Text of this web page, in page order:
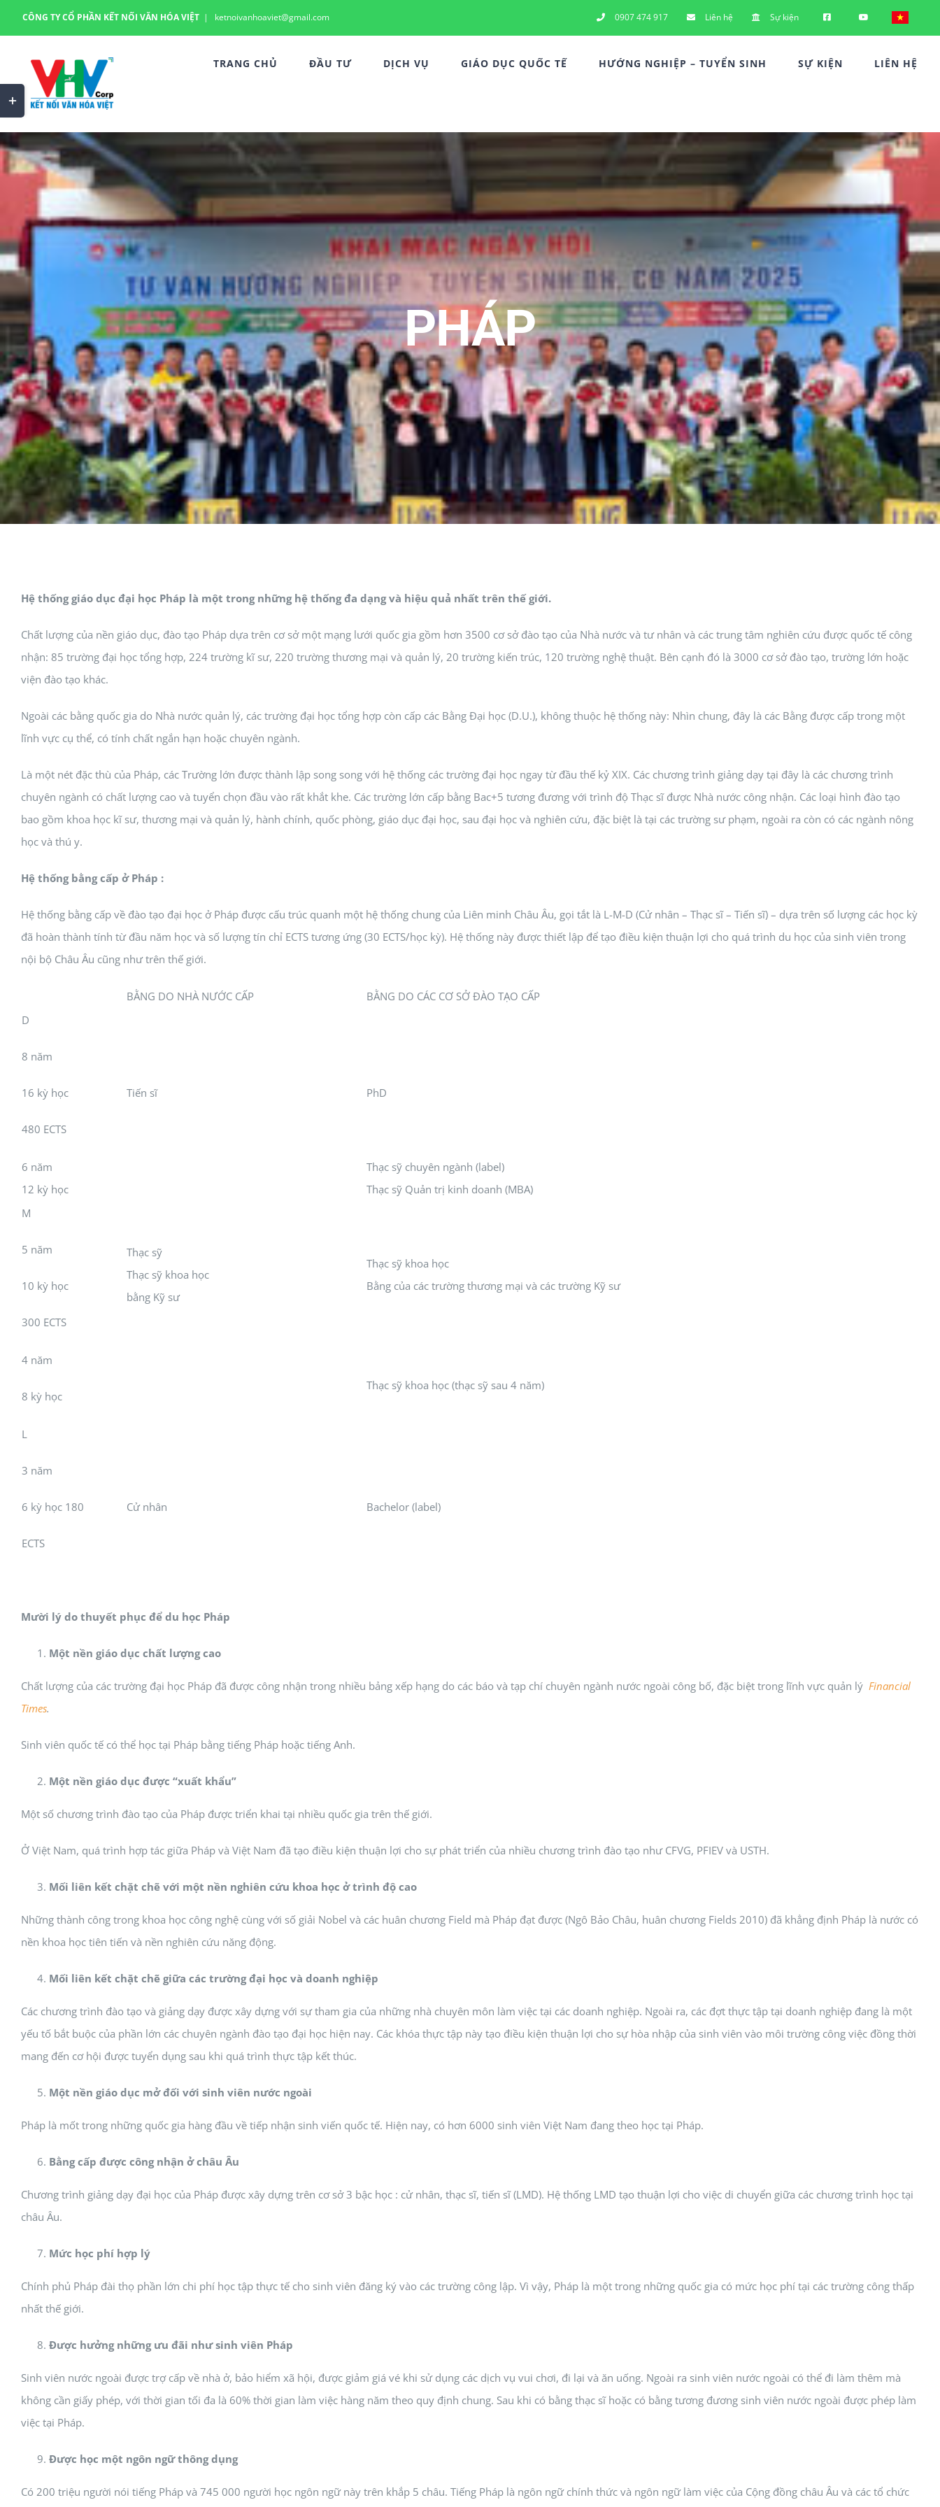
to
CÔNG TY CỔ PHẦN KẾT NỐI VĂN HÓA VIỆT | ketnoivanhoaviet@gmail.com 0907 474 917 Liên hệ Sự kiện
TRANG CHỦ ĐẦU TƯ DỊCH VỤ GIÁO DỤC QUỐC TẾ HƯỚNG NGHIỆP – TUYỂN SINH SỰ KIỆN LIÊN HỆ
PHÁP
Hệ thống giáo dục đại học Pháp là một trong những hệ thống đa dạng và hiệu quả nhất trên thế giới.
Chất lượng của nền giáo dục, đào tạo Pháp dựa trên cơ sở một mạng lưới quốc gia gồm hơn 3500 cơ sở đào tạo của Nhà nước và tư nhân và các trung tâm nghiên cứu được quốc tế công
nhận: 85 trường đại học tổng hợp, 224 trường kĩ sư, 220 trường thương mại và quản lý, 20 trường kiến trúc, 120 trường nghệ thuật. Bên cạnh đó là 3000 cơ sở đào tạo, trường lớn hoặc
viện đào tạo khác.
Ngoài các bằng quốc gia do Nhà nước quản lý, các trường đại học tổng hợp còn cấp các Bằng Đại học (D.U.), không thuộc hệ thống này: Nhìn chung, đây là các Bằng được cấp trong một
lĩnh vực cụ thể, có tính chất ngắn hạn hoặc chuyên ngành.
Là một nét đặc thù của Pháp, các Trường lớn được thành lập song song với hệ thống các trường đại học ngay từ đầu thế kỷ XIX. Các chương trình giảng dạy tại đây là các chương trình
chuyên ngành có chất lượng cao và tuyển chọn đầu vào rất khắt khe. Các trường lớn cấp bằng Bac+5 tương đương với trình độ Thạc sĩ được Nhà nước công nhận. Các loại hình đào tạo
bao gồm khoa học kĩ sư, thương mại và quản lý, hành chính, quốc phòng, giáo dục đại học, sau đại học và nghiên cứu, đặc biệt là tại các trường sư phạm, ngoài ra còn có các ngành nông
học và thú y.
Hệ thống bằng cấp ở Pháp :
Hệ thống bằng cấp về đào tạo đại học ở Pháp được cấu trúc quanh một hệ thống chung của Liên minh Châu Âu, gọi tắt là L-M-D (Cử nhân – Thạc sĩ – Tiến sĩ) – dựa trên số lượng các học kỳ
đã hoàn thành tính từ đầu năm học và số lượng tín chỉ ECTS tương ứng (30 ECTS/học kỳ). Hệ thống này được thiết lập để tạo điều kiện thuận lợi cho quá trình du học của sinh viên trong
nội bộ Châu Âu cũng như trên thế giới.
BẰNG DO NHÀ NƯỚC CẤP
BẰNG DO CÁC CƠ SỞ ĐÀO TẠO CẤP
D
8 năm
16 kỳ học
480 ECTS
Tiến sĩ PhD
6 năm
12 kỳ học
Thạc sỹ chuyên ngành (label)
Thạc sỹ Quản trị kinh doanh (MBA)
M
5 năm
10 kỳ học
300 ECTS
Thạc sỹ
Thạc sỹ khoa học
bằng Kỹ sư
Thạc sỹ khoa học
Bằng của các trường thương mại và các trường Kỹ sư
4 năm
8 kỳ học
Thạc sỹ khoa học (thạc sỹ sau 4 năm)
L
3 năm
6 kỳ học 180
ECTS
Cử nhân Bachelor (label)
Mười lý do thuyết phục để du học Pháp
Một nền giáo dục chất lượng cao
Chất lượng của các trường đại học Pháp đã được công nhận trong nhiều bảng xếp hạng do các báo và tạp chí chuyên ngành nước ngoài công bố, đặc biệt trong lĩnh vực quản lý Financial
Times.
Sinh viên quốc tế có thể học tại Pháp bằng tiếng Pháp hoặc tiếng Anh.
Một nền giáo dục được “xuất khẩu”
Một số chương trình đào tạo của Pháp được triển khai tại nhiều quốc gia trên thế giới.
Ở Việt Nam, quá trình hợp tác giữa Pháp và Việt Nam đã tạo điều kiện thuận lợi cho sự phát triển của nhiều chương trình đào tạo như CFVG, PFIEV và USTH.
Mối liên kết chặt chẽ với một nền nghiên cứu khoa học ở trình độ cao
Những thành công trong khoa học công nghệ cùng với số giải Nobel và các huân chương Field mà Pháp đạt được (Ngô Bảo Châu, huân chương Fields 2010) đã khẳng định Pháp là nước có
nền khoa học tiên tiến và nền nghiên cứu năng động.
Mối liên kết chặt chẽ giữa các trường đại học và doanh nghiệp
Các chương trình đào tạo và giảng dạy được xây dựng với sự tham gia của những nhà chuyên môn làm việc tại các doanh nghiệp. Ngoài ra, các đợt thực tập tại doanh nghiệp đang là một
yếu tố bắt buộc của phần lớn các chuyên ngành đào tạo đại học hiện nay. Các khóa thực tập này tạo điều kiện thuận lợi cho sự hòa nhập của sinh viên vào môi trường công việc đồng thời
mang đến cơ hội được tuyển dụng sau khi quá trình thực tập kết thúc.
Một nền giáo dục mở đối với sinh viên nước ngoài
Pháp là mốt trong những quốc gia hàng đầu về tiếp nhận sinh viến quốc tế. Hiện nay, có hơn 6000 sinh viên Việt Nam đang theo học tại Pháp.
Bằng cấp được công nhận ở châu Âu
Chương trình giảng dạy đại học của Pháp được xây dựng trên cơ sở 3 bậc học : cử nhân, thạc sĩ, tiến sĩ (LMD). Hệ thống LMD tạo thuận lợi cho việc di chuyển giữa các chương trình học tại
châu Âu.
Mức học phí hợp lý
Chính phủ Pháp đài thọ phần lớn chi phí học tập thực tế cho sinh viên đăng ký vào các trường công lập. Vì vậy, Pháp là một trong những quốc gia có mức học phí tại các trường công thấp
nhất thế giới.
Được hưởng những ưu đãi như sinh viên Pháp
Sinh viên nước ngoài được trợ cấp về nhà ở, bảo hiểm xã hội, được giảm giá vé khi sử dụng các dịch vụ vui chơi, đi lại và ăn uống. Ngoài ra sinh viên nước ngoài có thể đi làm thêm mà
không cần giấy phép, với thời gian tối đa là 60% thời gian làm việc hàng năm theo quy định chung. Sau khi có bằng thạc sĩ hoặc có bằng tương đương sinh viên nước ngoài được phép làm
việc tại Pháp.
Được học một ngôn ngữ thông dụng
Có 200 triệu người nói tiếng Pháp và 745 000 người học ngôn ngữ này trên khắp 5 châu. Tiếng Pháp là ngôn ngữ chính thức và ngôn ngữ làm việc của Cộng đồng châu Âu và các tổ chức
Toggle
Sliding
Bar
Area